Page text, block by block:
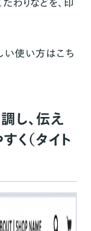
い使い方はこち
し、伝え
く（タイト